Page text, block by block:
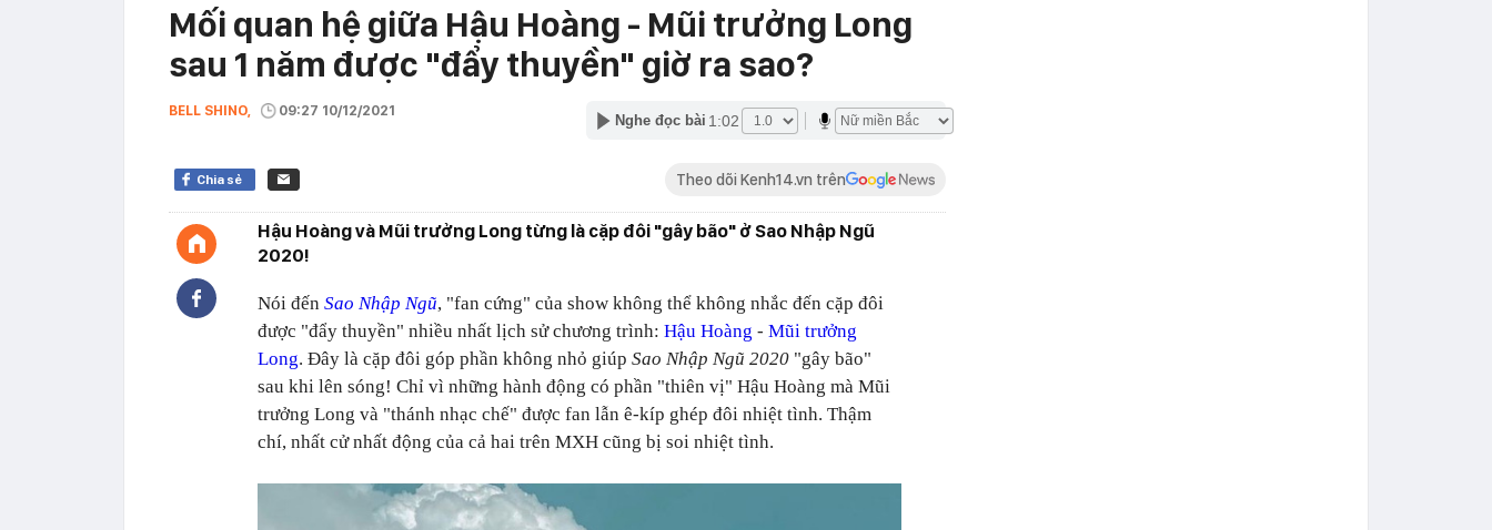
Mối quan hệ giữa Hậu Hoàng - Mũi trưởng Long
sau 1 năm được "đẩy thuyền" giờ ra sao?
BELL SHINO, 09:27 10/12/2021
Nghe đọc bài 1:02
Chia sẻ Theo dõi Kenh14.vn trên
Hậu Hoàng và Mũi trưởng Long từng là cặp đôi "gây bão" ở Sao Nhập Ngũ
2020!
Nói đến Sao Nhập Ngũ, "fan cứng" của show không thể không nhắc đến cặp đôi
được "đẩy thuyền" nhiều nhất lịch sử chương trình: Hậu Hoàng - Mũi trưởng
Long. Đây là cặp đôi góp phần không nhỏ giúp Sao Nhập Ngũ 2020 "gây bão"
sau khi lên sóng! Chỉ vì những hành động có phần "thiên vị" Hậu Hoàng mà Mũi
trưởng Long và "thánh nhạc chế" được fan lẫn ê-kíp ghép đôi nhiệt tình. Thậm
chí, nhất cử nhất động của cả hai trên MXH cũng bị soi nhiệt tình.